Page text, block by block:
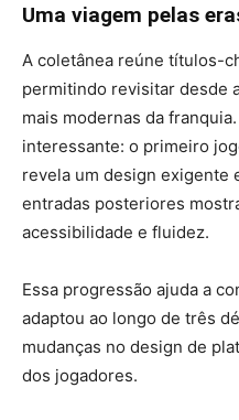
Uma viagem pelas
A coletânea reúne títulos-
permitindo revisitar desde
mais modernas da
interessante: o primeiro
revela um design exigente
entradas posteriores
acessibilidade e fluidez.
Essa progressão ajuda a
adaptou ao longo de três
mudanças no design de
dos jogadores.